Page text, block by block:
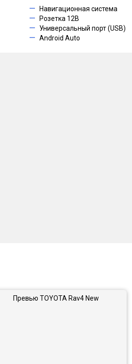
Навигационная система
Розетка 12В
Универсальный порт (USB)
Android Auto